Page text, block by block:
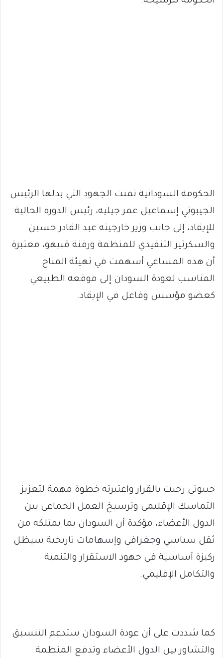
الحكومة السودانية ثمنت الجهود التي بذلها الرئيس
الجيبوتي إسماعيل عمر جيليه، رئيس الدورة الحالية
للإيقاد، إلى جانب وزير خارجيته عبد القادر حسين
والسكرتير التنفيذي للمنظمة ورقنة قبيهو، معتبرة
أن هذه المساعي أسهمت في تهيئة المناخ
المناسب لعودة السودان إلى موقعه الطبيعي
كعضو مؤسس وفاعل في الإيقاد.
جيبوتي رحبت بالقرار واعتبرته خطوة مهمة لتعزيز
التماسك الإقليمي وترسيخ العمل الجماعي بين
الدول الأعضاء، مؤكدة أن السودان بما يمتلكه من
ثقل سياسي وجغرافي وإسهامات تاريخية سيظل
ركيزة أساسية في جهود الاستقرار والتنمية
والتكامل الإقليمي.
كما شددت على أن عودة السودان ستدعم التنسيق
والتشاور بين الدول الأعضاء وتدفع المنظمة